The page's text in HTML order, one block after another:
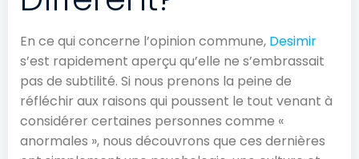
En ce qui concerne l’opinion commune, Desimir
s’est rapidement aperçu qu’elle ne s’embrassait
pas de subtilité. Si nous prenons la peine de
réfléchir aux raisons qui poussent le tout venant à
considérer certaines personnes comme «
anormales », nous découvrons que ces dernières